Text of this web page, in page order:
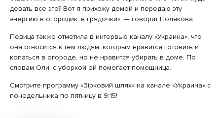
девать все это? Вот я прихожу домой и передаю эту
энергию в огородик, в грядочки», — говорит Полякова.
Певица также отметила в интервью каналу «Украина», что
она относится к тем людям, которым нравится готовить и
копаться в огороде, но не нравится убирать в доме. По
словам Оли, с уборкой ей помогает помощница.
Смотрите программу «Зірковий шлях» на канале «Украина» с
понедельника по пятницу в 9:15!